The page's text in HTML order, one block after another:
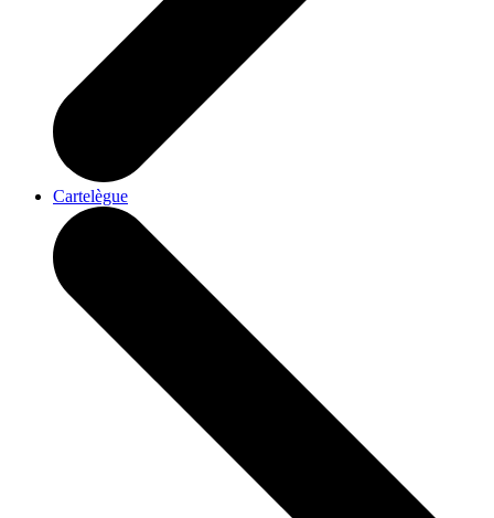
Cartelègue